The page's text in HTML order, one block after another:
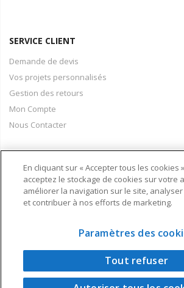
SERVICE CLIENT
Demande de devis
Vos projets personnalisés
Gestion des retours
Mon Compte
Nous Contacter
PAIEMENT & LIVRAISON
Conditions Générales de Vente
Informations livraison
Copyright © 2024 - Air Techniques - Une
En cliquant sur « Accepter tous les cookies
acceptez le stockage de cookies sur votre
améliorer la navigation sur le site,
et contribuer à nos efforts de marketing.
Paramètres des
Tout refuser